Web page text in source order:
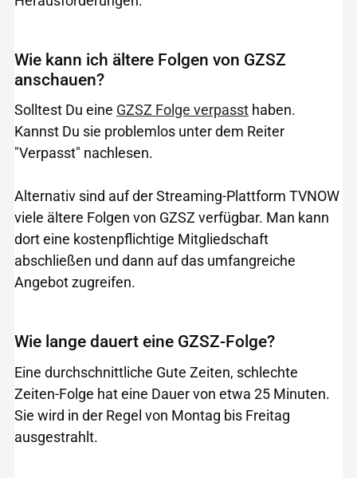
Wie kann ich ältere Folgen von GZSZ
anschauen?
Solltest Du eine GZSZ Folge verpasst haben.
Kannst Du sie problemlos unter dem Reiter
"Verpasst" nachlesen.
Alternativ sind auf der Streaming-Plattform TVNOW
viele ältere Folgen von GZSZ verfügbar. Man kann
dort eine kostenpflichtige Mitgliedschaft
abschließen und dann auf das umfangreiche
Angebot zugreifen.
Wie lange dauert eine GZSZ-Folge?
Eine durchschnittliche Gute Zeiten, schlechte
Zeiten-Folge hat eine Dauer von etwa 25 Minuten.
Sie wird in der Regel von Montag bis Freitag
ausgestrahlt.